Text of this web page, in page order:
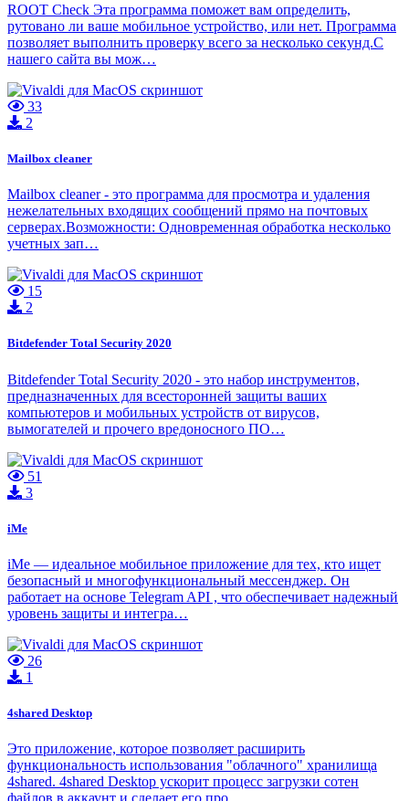
ROOT Check Эта программа поможет вам определить,
рутовано ли ваше мобильное устройство, или нет. Программа
позволяет выполнить проверку всего за несколько секунд.С
нашего сайта вы мож…
33
2
Mailbox сleaner
Mailbox сleaner - это программа для просмотра и удаления
нежелательных входящих сообщений прямо на почтовых
серверах.Возможности: Одновременная обработка несколько
учетных зап…
15
2
Bitdefender Total Security 2020
Bitdefender Total Security 2020 - это набор инструментов,
предназначенных для всесторонней защиты ваших
компьютеров и мобильных устройств от вирусов,
вымогателей и прочего вредоносного ПО…
51
3
iMe
iMe — идеальное мобильное приложение для тех, кто ищет
безопасный и многофункциональный мессенджер. Он
работает на основе Telegram API , что обеспечивает надежный
уровень защиты и интегра…
26
1
4shared Desktop
Это приложение, которое позволяет расширить
функциональность использования "облачного" хранилища
4shared. 4shared Desktop ускорит процесс загрузки сотен